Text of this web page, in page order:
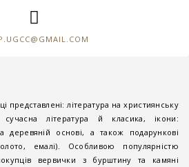
представлені: література на християнську
література й класика, ікони:
деревяній основі, а також подарункові
емалі). Особливою популярністю
вервички з бурштину та камяні